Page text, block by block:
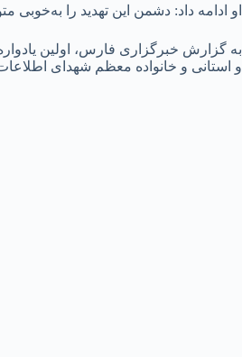
او ادامه داد: دشمن این تهدید را به‌خوبی
به گزارش خبرگزاری فارس، اولین
و استانی و خانواده معظم شهدای